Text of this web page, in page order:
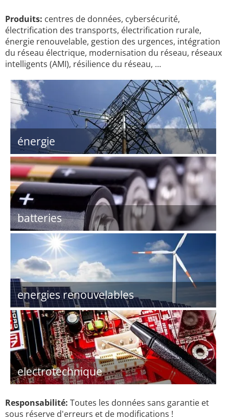
Produits: centres de données, cybersécurité,
électrification des transports, électrification rurale,
énergie renouvelable, gestion des urgences, intégration
du réseau électrique, modernisation du réseau, réseaux
intelligents (AMI), résilience du réseau, …
énergie
batteries
energies renouvelables
electrotechnique
Responsabilité: Toutes les données sans garantie et
sous réserve d'erreurs et de modifications !